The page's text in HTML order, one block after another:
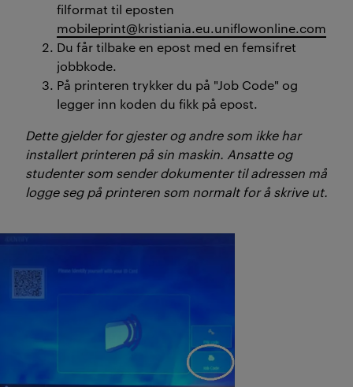
filformat til eposten
mobileprint@kristiania.eu.uniflowonline.com
Du får tilbake en epost med en femsifret
jobbkode.
På printeren trykker du på "Job Code" og
legger inn koden du fikk på epost.
Dette gjelder for gjester og andre som ikke har
installert printeren på sin maskin. Ansatte og
studenter som sender dokumenter til adressen må
logge seg på printeren som normalt for å skrive ut.